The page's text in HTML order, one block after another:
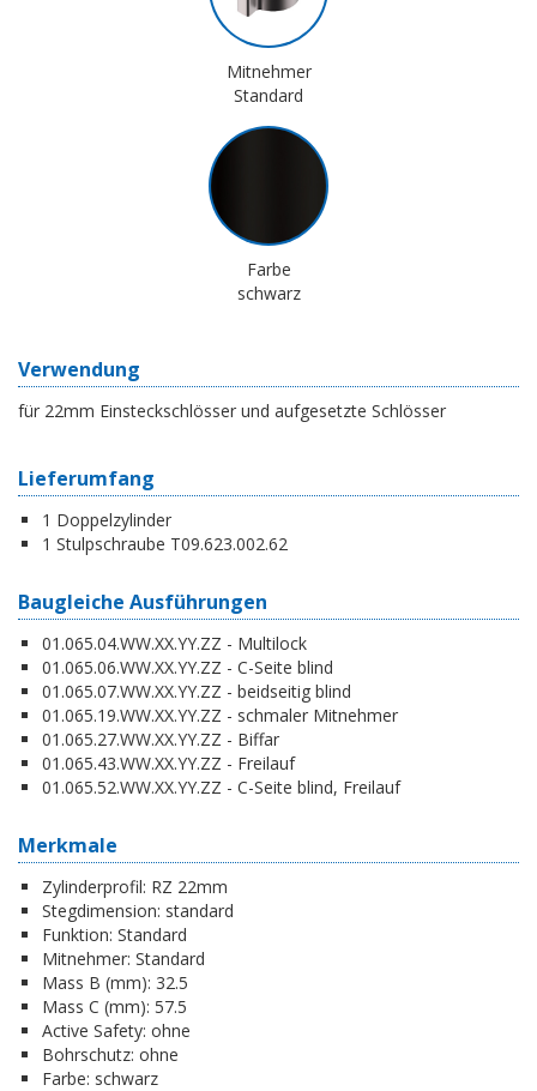
Mitnehmer
Standard
Farbe
schwarz
Verwendung
für 22mm Einsteckschlösser und aufgesetzte Schlösser
Lieferumfang
1 Doppelzylinder
1 Stulpschraube T09.623.002.62
Baugleiche Ausführungen
01.065.04.WW.XX.YY.ZZ - Multilock
01.065.06.WW.XX.YY.ZZ - C-Seite blind
01.065.07.WW.XX.YY.ZZ - beidseitig blind
01.065.19.WW.XX.YY.ZZ - schmaler Mitnehmer
01.065.27.WW.XX.YY.ZZ - Biffar
01.065.43.WW.XX.YY.ZZ - Freilauf
01.065.52.WW.XX.YY.ZZ - C-Seite blind, Freilauf
Merkmale
Zylinderprofil: RZ 22mm
Stegdimension: standard
Funktion: Standard
Mitnehmer: Standard
Mass B (mm): 32.5
Mass C (mm): 57.5
Active Safety: ohne
Bohrschutz: ohne
Farbe: schwarz